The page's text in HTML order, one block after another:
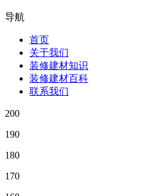
导航
首页
关于我们
装修建材知识
装修建材百科
联系我们
200
190
180
170